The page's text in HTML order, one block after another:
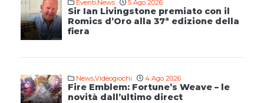
Eventi,News 5 Ago 2026
Sir Ian Livingstone premiato con il
Romics d’Oro alla 37ª edizione della
fiera
News,Videogiochi 4 Ago 2026
Fire Emblem: Fortune’s Weave – le
novità dall’ultimo direct